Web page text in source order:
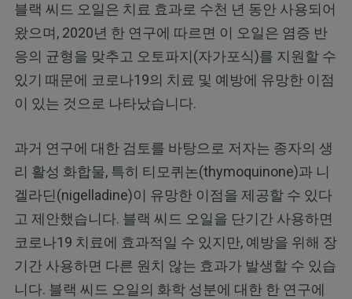
블랙 씨드 오일은 치료 효과로 수천 년 동안 사용되어
왔으며, 2020년 한 연구에 따르면 이 오일은 염증 반
응의 균형을 맞추고 오토파지(자가포식)를 지원할 수
있기 때문에 코로나19의 치료 및 예방에 유망한 이점
이 있는 것으로 나타났습니다.
과거 연구에 대한 검토를 바탕으로 저자는 종자의 생
리 활성 화합물, 특히 티모퀴논(thymoquinone)과 니
겔라딘(nigelladine)이 유망한 이점을 제공할 수 있다
고 제안했습니다. 블랙 씨드 오일을 단기간 사용하면
코로나19 치료에 효과적일 수 있지만, 예방을 위해 장
기간 사용하면 다른 원치 않는 효과가 발생할 수 있습
니다. 블랙 씨드 오일의 화학 성분에 대한 한 연구에